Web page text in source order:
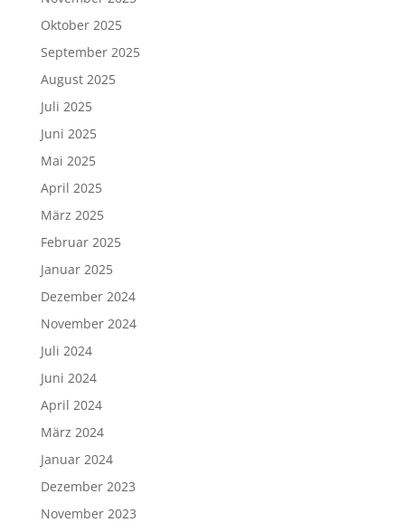
Oktober 2025
September 2025
August 2025
Juli 2025
Juni 2025
Mai 2025
April 2025
März 2025
Februar 2025
Januar 2025
Dezember 2024
November 2024
Juli 2024
Juni 2024
April 2024
März 2024
Januar 2024
Dezember 2023
November 2023